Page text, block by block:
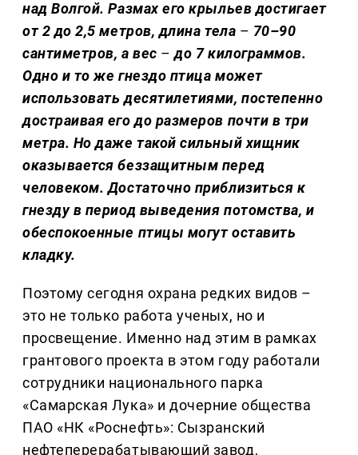
над Волгой. Размах его крыльев достигает
от 2 до 2,5 метров, длина тела – 70–90
сантиметров, а вес – до 7 килограммов.
Одно и то же гнездо птица может
использовать десятилетиями, постепенно
достраивая его до размеров почти в три
метра. Но даже такой сильный хищник
оказывается беззащитным перед
человеком. Достаточно приблизиться к
гнезду в период выведения потомства, и
обеспокоенные птицы могут оставить
кладку.
Поэтому сегодня охрана редких видов –
это не только работа ученых, но и
просвещение. Именно над этим в рамках
грантового проекта в этом году работали
сотрудники национального парка
«Самарская Лука» и дочерние общества
ПАО «НК «Роснефть»: Сызранский
нефтеперерабатывающий завод,